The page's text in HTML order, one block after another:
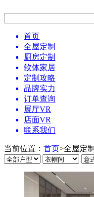
首页
全屋定制
厨房定制
软体家居
定制攻略
品牌实力
订单查询
展厅VR
店面VR
联系我们
当前位置： 首页>全屋定制